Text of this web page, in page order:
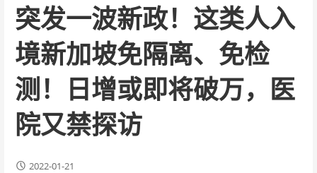
突发一波新政！这类人入
境新加坡免隔离、免检
测！日增或即将破万，医
院又禁探访
2022-01-21